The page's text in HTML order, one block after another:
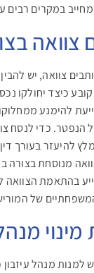
במקרים רבים
צוואה
צוואה, יש
כיצד יחולקו
להימנע
הנפטר. כדי לנסח
להיעזר בעורך
מנוסחת בצורה
בהתאמת הצוואה
של
למנות מנהל